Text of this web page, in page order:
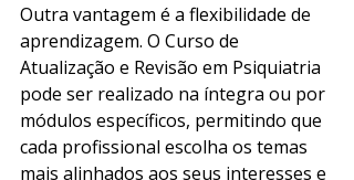
Outra vantagem é a flexibilidade de
aprendizagem. O Curso de
Atualização e Revisão em Psiquiatria
pode ser realizado na íntegra ou por
módulos específicos, permitindo que
cada profissional escolha os temas
mais alinhados aos seus interesses e